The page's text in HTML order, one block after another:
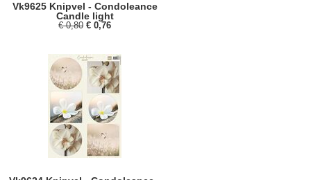
Vk9625 Knipvel - Condoleance
Candle light
€ 0,80 € 0,76